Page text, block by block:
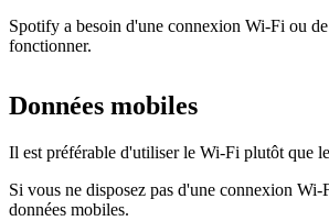
Spotify a besoin d'une connexion Wi-Fi ou
fonctionner.
Données mobiles
Il est préférable d'utiliser le Wi-Fi plutôt que
Si vous ne disposez pas d'une connexion
données mobiles.